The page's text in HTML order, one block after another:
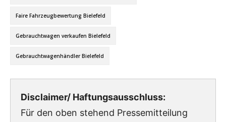
Faire Fahrzeugbewertung Bielefeld
Gebrauchtwagen verkaufen Bielefeld
Gebrauchtwagenhändler Bielefeld
Disclaimer/ Haftungsausschluss:
Für den oben stehend Pressemitteilung